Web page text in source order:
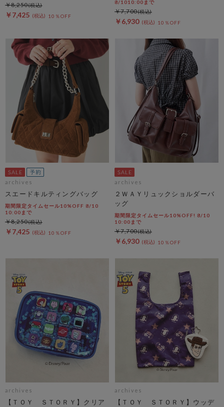
￥7,425 10％OFF
￥8,250
8/1010:00まで
￥6,930 10％OFF
￥7,700
archives
スエードキルティングバッグ
期間限定タイムセール10%OFF 8/10
10:00まで
￥7,425 10％OFF
￥8,250
archives
２ＷＡＹリュックショルダーバ
ッグ
期間限定タイムセール10%OFF! 8/10
10:00まで
￥6,930 10％OFF
￥7,700
archives
【ＴＯＹ ＳＴＯＲＹ】クリア
archives
【ＴＯＹ ＳＴＯＲＹ】ウッデ